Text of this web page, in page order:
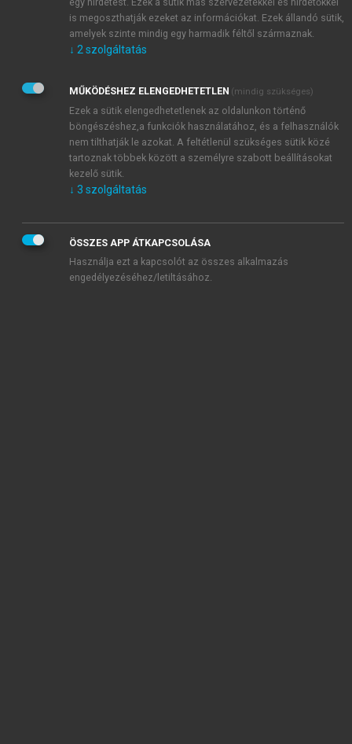
Kérek értesítést a MeRSZ újdonságairól, akcióiról.
Kérek értesítést az Akadémiai Kiadó Zrt. újdonságairól,
Adatkezelési tájékoztatóbanfoglaltakat tudomásul
veszem és elfogadom.
Általános vásárlási feltételeket, valamint a szotar.netés a
mersz.huoldalak licencszerződéseiben foglaltakat
tudomásul veszem és elfogadom.
KIPRÓBÁLOM
is megoszthatják ezeket az információkat. Ezek állandó sütik,
amelyek szinte mindig egy harmadik féltől származnak.
↓ 2 szolgáltatás
MŰKÖDÉSHEZ ELENGEDHETETLEN (mindig szükséges)
Ezek a sütik elengedhetetlenek az oldalunkon történő
böngészéshez,a funkciók használatához, és a felhasználók
nem tilthatják le azokat. A feltétlenül szükséges sütik közé
tartoznak többek között a személyre szabott beállításokat
kezelő sütik.
↓ 3 szolgáltatás
ÖSSZES APP ÁTKAPCSOLÁSA
Használja ezt a kapcsolót az összes alkalmazás
engedélyezéséhez/letiltásához.